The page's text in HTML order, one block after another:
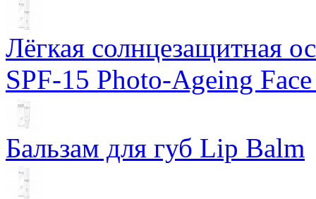
Лёгкая солнцезащитная
SPF-15 Photo-Ageing
Бальзам для губ Lip Balm